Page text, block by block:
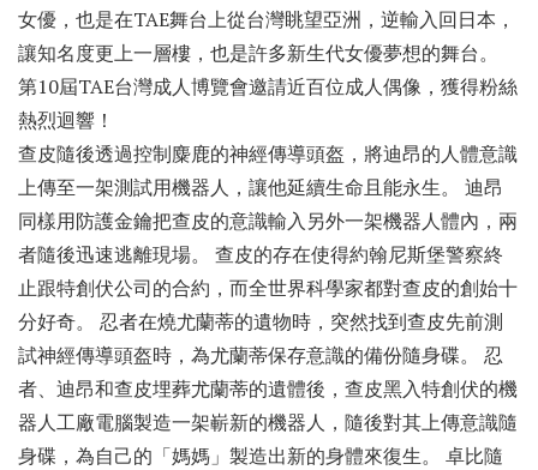
女優，也是在TAE舞台上從台灣眺望亞洲，逆輸入回日本，
讓知名度更上一層樓，也是許多新生代女優夢想的舞台。
第10屆TAE台灣成人博覽會邀請近百位成人偶像，獲得粉絲
熱烈迴響！
查皮隨後透過控制麋鹿的神經傳導頭盔，將迪昂的人體意識
上傳至一架測試用機器人，讓他延續生命且能永生。 迪昂
同樣用防護金鑰把查皮的意識輸入另外一架機器人體內，兩
者隨後迅速逃離現場。 查皮的存在使得約翰尼斯堡警察終
止跟特創伏公司的合約，而全世界科學家都對查皮的創始十
分好奇。 忍者在燒尤蘭蒂的遺物時，突然找到查皮先前測
試神經傳導頭盔時，為尤蘭蒂保存意識的備份隨身碟。 忍
者、迪昂和查皮埋葬尤蘭蒂的遺體後，查皮黑入特創伏的機
器人工廠電腦製造一架嶄新的機器人，隨後對其上傳意識隨
身碟，為自己的「媽媽」製造出新的身體來復生。 卓比隨